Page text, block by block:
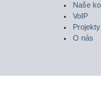
Naše
VoIP
Projekty
O nás